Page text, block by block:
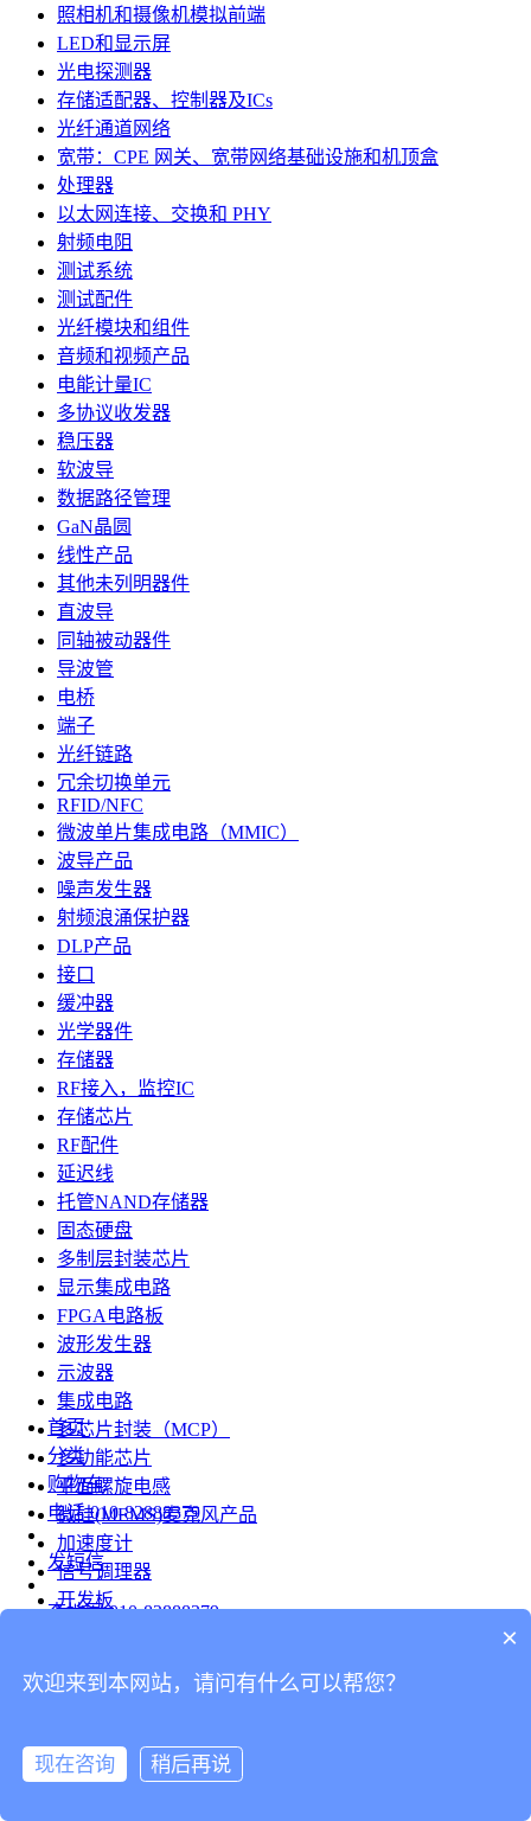
照相机和摄像机模拟前端
LED和显示屏
光电探测器
存储适配器、控制器及ICs
光纤通道网络
宽带：CPE 网关、宽带网络基础设施和机顶盒
处理器
以太网连接、交换和 PHY
射频电阻
测试系统
测试配件
光纤模块和组件
音频和视频产品
电能计量IC
多协议收发器
稳压器
软波导
数据路径管理
GaN晶圆
线性产品
其他未列明器件
直波导
同轴被动器件
导波管
电桥
端子
光纤链路
冗余切换单元
RFID/NFC
微波单片集成电路（MMIC）
波导产品
噪声发生器
射频浪涌保护器
DLP产品
接口
缓冲器
光学器件
存储器
RF接入，监控IC
存储芯片
RF配件
延迟线
托管NAND存储器
固态硬盘
多制层封装芯片
显示集成电路
FPGA电路板
波形发生器
示波器
集成电路
多芯片封装（MCP）
多功能芯片
平面螺旋电感
微硅(MEMS)麦克风产品
加速度计
信号调理器
开发板
台式仪表
连接器
首页
分类
购物车
电话 010-82888379
发短信
查地图 010-82888379
分享
×
欢迎来到本网站，请问有什么可以帮您？
现在咨询 稍后再说